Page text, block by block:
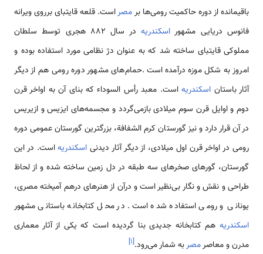
باقیمانده از دوره حاکمیت رومی‌­ها برمصراست. قلعه قایتبای برروی ویرانه
فانوس دریایی مشهور اسکندریه
در سال 882 هجری توسط سلطان
مملوکی قایتبای ساخته شد که به عنوان دژ نظامی مورد استفاده بوده و
امروز به شکل موزه درآمده است .حمام­‌های مشهور دوره رومی هم از دیگر
آثار باستان اسکندریهاست. معبد رأس السوداء که بنای آن به اواخر قرن
دوم و اوایل قرن سوم میلادی بازمی‌­گردد و مجسمه‌­های ایزیس و ازیریس
در آن قرار دارد و نیز گورستان کرم الشفافة، بزرگترین گورستان عمومی دوره
رومی در اواخر قرن اول میلادی، از دیگر آثار دیدنی اسکندریهاست. در این
گورستان، گورهای صخره­ای سه طبقه در دل زمین ساخته شده و از لحاظ
طراحی و نقش و نگار بی‌نظیر است و درآن از هنرهای درهم آمیخته مصری،
یونانی و رومی استفاده شده است. در محل کتابخانه باستانی مشهور
اسکندریه هم کتابخانه جدیدی بنا گردیده است که یکی از آثار معماری
مدرن و معاصرمصربه شمار می‌­رود.[۱]